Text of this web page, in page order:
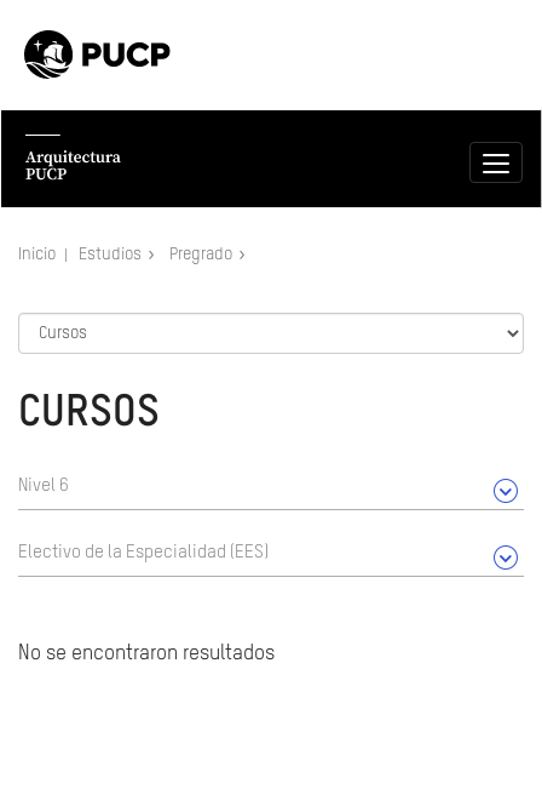
Inicio Estudios Pregrado
CURSOS
Nivel 6
Electivo de la Especialidad (EES)
No se encontraron resultados